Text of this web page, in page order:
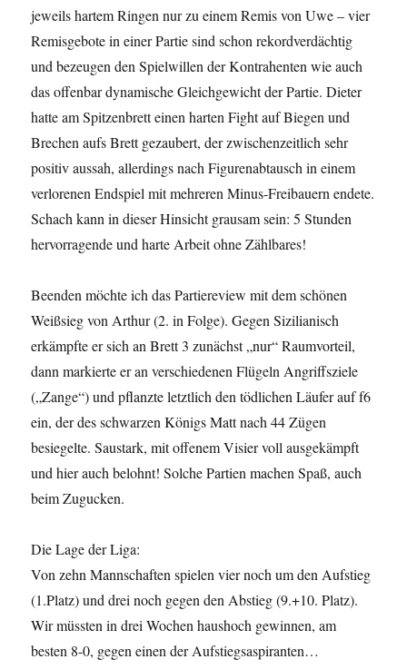
jeweils hartem Ringen nur zu einem Remis von Uwe – vier
Remisgebote in einer Partie sind schon rekordverdächtig
und bezeugen den Spielwillen der Kontrahenten wie auch
das offenbar dynamische Gleichgewicht der Partie. Dieter
hatte am Spitzenbrett einen harten Fight auf Biegen und
Brechen aufs Brett gezaubert, der zwischenzeitlich sehr
positiv aussah, allerdings nach Figurenabtausch in einem
verlorenen Endspiel mit mehreren Minus-Freibauern endete.
Schach kann in dieser Hinsicht grausam sein: 5 Stunden
hervorragende und harte Arbeit ohne Zählbares!
Beenden möchte ich das Partiereview mit dem schönen
Weißsieg von Arthur (2. in Folge). Gegen Sizilianisch
erkämpfte er sich an Brett 3 zunächst „nur“ Raumvorteil,
dann markierte er an verschiedenen Flügeln Angriffsziele
(„Zange“) und pflanzte letztlich den tödlichen Läufer auf f6
ein, der des schwarzen Königs Matt nach 44 Zügen
besiegelte. Saustark, mit offenem Visier voll ausgekämpft
und hier auch belohnt! Solche Partien machen Spaß, auch
beim Zugucken.
Die Lage der Liga:
Von zehn Mannschaften spielen vier noch um den Aufstieg
(1.Platz) und drei noch gegen den Abstieg (9.+10. Platz).
Wir müssten in drei Wochen haushoch gewinnen, am
besten 8-0, gegen einen der Aufstiegsaspiranten…